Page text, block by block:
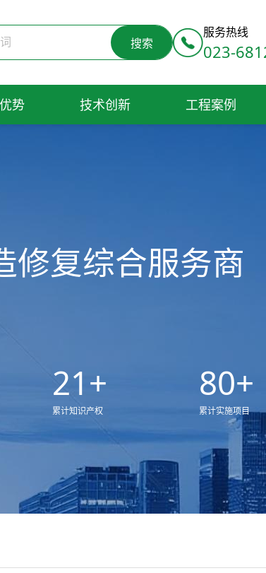
搜索
服务热线
023-
势 技术创新 工程案例
修复综合服务商
21+
累计知识产权
80+
累计实施项目
搜索
服务热线
023-
势 技术创新 工程案例